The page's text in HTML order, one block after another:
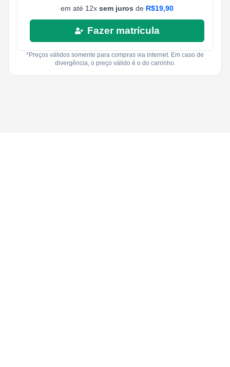
em até 12x sem juros de R$19,90
Fazer matrícula
*Preços válidos somente para compras via internet. Em caso de
divergência, o preço válido é o do carrinho.